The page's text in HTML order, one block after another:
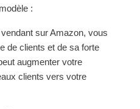
:
sur Amazon, vous
de clients et de sa forte
augmenter votre
clients vers votre